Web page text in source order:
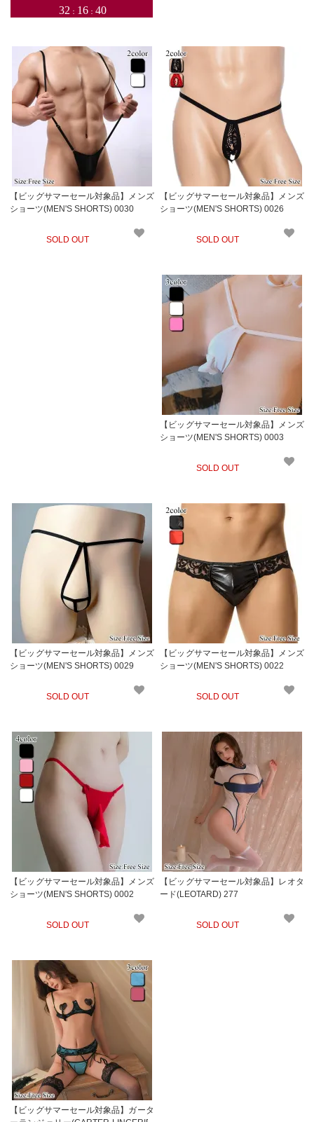
【ビッグサマーセール対象品】メンズ
ショーツ(MEN'S SHORTS) 0030
SOLD OUT
【ビッグサマーセール対象品】メンズ
ショーツ(MEN'S SHORTS) 0026
SOLD OUT
【ビッグサマーセール対象品】メンズ
ショーツ(MEN'S SHORTS) 0003
SOLD OUT
【ビッグサマーセール対象品】メンズ
ショーツ(MEN'S SHORTS) 0029
SOLD OUT
【ビッグサマーセール対象品】メンズ
ショーツ(MEN'S SHORTS) 0022
SOLD OUT
【ビッグサマーセール対象品】メンズ
ショーツ(MEN'S SHORTS) 0002
SOLD OUT
【ビッグサマーセール対象品】レオタ
ード(LEOTARD) 277
SOLD OUT
【ビッグサマーセール対象品】ガータ